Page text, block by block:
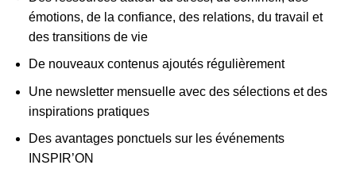
émotions, de la confiance, des relations, du travail et
des transitions de vie
De nouveaux contenus ajoutés régulièrement
Une newsletter mensuelle avec des sélections et des
inspirations pratiques
Des avantages ponctuels sur les événements
INSPIR’ON